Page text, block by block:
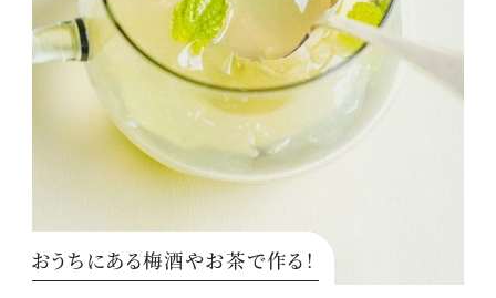
おうちにある梅酒やお茶で作る！